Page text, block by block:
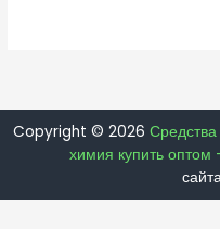
Copyright © 2026
химия купить